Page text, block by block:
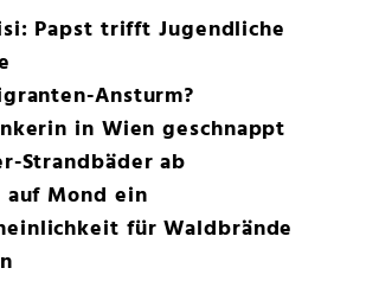
Papst trifft Jugendliche
Ansturm?
in Wien geschnappt
Strandbäder ab
Mond ein
für Waldbrände